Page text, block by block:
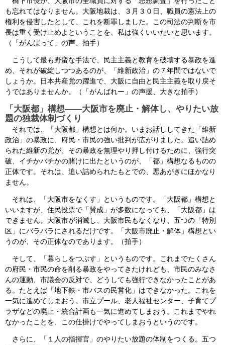
も忘れてはなりません。大阪地裁は、３月３０日、職員の憲法上の
権利を侵害したとして、これを断罪しました。この司法の判断を市
長は重く受け止めよということを、私は強くいいたいと思います。
（「がんばって」の声、拍手）
こうして最も野蛮な手法で、民主主義と教育を破壊する暴政を進
め、それが破綻しつつあるのが、「維新政治」の７年間ではないで
しょうか。日本共産党の躍進で、大阪に自由と民主主義を取り戻そ
うではありませんか。（「がんばれー」の声援、大きな拍手）
「大阪都」構想――大阪市を廃止・解体し、やりたい放
題の独裁体制づくり
それでは、「大阪都」構想とは何か。いまお話ししてきた「維新
政治」の暴政に、府民・市民の強い批判が広がりました。追い詰め
られた維新の党が、その暴政を無理やり押し付けるために、強行突
破、イチかバチかの賭けに出たというのが、「都」構想なるものの
正体です。それは、追い詰められたもとでの、悪あがきにほかなり
ません。
それは、「大阪市をなくす」というものです。「大阪都」構想と
いいますが、住民投票で「賛成」が多数になっても、「大阪都」は
できません。大阪市が消滅し、大阪市民もなくなり、五つの「特別
区」にバラバラにされるだけです。「大阪市廃止・解体」構想とい
うのが、その正体なのであります。（拍手）
そして、「暮らしをつぶす」というものです。これまでたくさん
の府民・市民の命を削る暴政をやってきたけれども、市民のみなさ
んの運動、市議会の反対で、どうしても強行できなかったことがあ
る。たとえば「地下鉄・市バスの民営化」はできなかった。これを
一気に進めてしまおう。市立プール、老人福祉センター、子育てプ
ラザなどの廃止・統合計画も一気に進めてしまおう。これまでやれ
なかったことを、この仕掛けでやってしまおうというのです。
さらに、「１人の指揮官」のやりたい放題の体制をつくる。五つ